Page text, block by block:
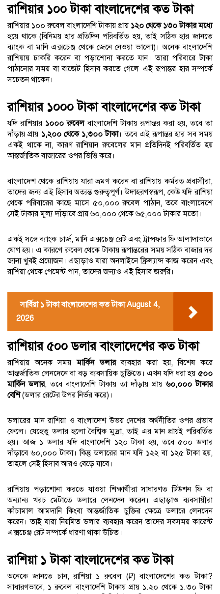
রাশিয়ার ১০০ টাকা বাংলাদেশের কত টাকা
রাশিয়ার ১০০ রুবেল বাংলাদেশি টাকায় প্রায় ১২০ থেকে ১৩০ টাকার মধ্যে
হয়ে থাকে (বিনিময় হার প্রতিদিন পরিবর্তিত হয়, তাই সঠিক হার জানতে
ব্যাংক বা মানি এক্সচেঞ্জ থেকে জেনে নেওয়া ভালো)। অনেক বাংলাদেশি
রাশিয়ায় চাকরি করেন বা পড়াশোনা করতে যান। তারা পরিবারে টাকা
পাঠানোর সময় বা বাজেট হিসাব করতে গেলে এই রূপান্তর হার সম্পর্কে
সচেতন থাকেন।
রাশিয়ার ১০০০ টাকা বাংলাদেশের কত টাকা
যদি রাশিয়ার ১০০০ রুবেলবাংলাদেশি টাকায় রূপান্তর করা হয়, তবে তা
দাঁড়ায় প্রায় ১,২০০ থেকে ১,৩০০ টাকা। তবে এই রূপান্তর হার সব সময়
একই থাকে না, কারণ রাশিয়ান রুবেলের মান প্রতিদিনই পরিবর্তিত হয়
আন্তর্জাতিক বাজারের ওপর ভিত্তি করে।
বাংলাদেশ থেকে রাশিয়ায় যারা ভ্রমণ করেন বা রাশিয়ায় কর্মরত প্রবাসীরা,
তাদের জন্য এই হিসাব অত্যন্ত গুরুত্বপূর্ণ। উদাহরণস্বরূপ, কেউ যদি রাশিয়া
থেকে পরিবারের কাছে মাসে ৫০,০০০ রুবেল পাঠান, তবে বাংলাদেশে
সেই টাকার মূল্য দাঁড়াবে প্রায় ৬০,০০০ থেকে ৬৫,০০০ টাকার মতো।
একই সঙ্গে ব্যাংক চার্জ, মানি এক্সচেঞ্জ রেট এবং ট্রান্সফার ফি আলাদাভাবে
যোগ হয়। এ কারণে রুবেল থেকে টাকায় রূপান্তরের সময় সঠিক বাজার দর
জানা খুবই প্রয়োজন। এছাড়াও যারা অনলাইনে ফ্রিল্যান্স কাজ করেন এবং
রাশিয়া থেকে পেমেন্ট পান, তাদের জন্যও এই হিসাব জরুরি।
সার্বিয়া ১ টাকা বাংলাদেশের কত টাকা August 4,
2026
রাশিয়ার ৫০০ ডলার বাংলাদেশের কত টাকা
রাশিয়ায় অনেক সময়মার্কিন ডলারব্যবহার করা হয়, বিশেষ করে
আন্তর্জাতিক লেনদেনে বা বড় ব্যবসায়িক চুক্তিতে। এখন যদি ধরা হয় ৫০০
মার্কিন ডলার, তবে বাংলাদেশি টাকায় তা দাঁড়ায় প্রায়৬০,০০০ টাকার
বেশি(ডলার রেটের উপর নির্ভর করে)।
ডলারের মান রাশিয়া ও বাংলাদেশ উভয় দেশের অর্থনীতির ওপর প্রভাব
ফেলে। যেহেতু ডলার হলো বৈশ্বিক মুদ্রা, তাই এর মান প্রায়ই পরিবর্তিত
হয়। আজ ১ ডলার যদি বাংলাদেশি ১২০ টাকা হয়, তবে ৫০০ ডলার
দাঁড়াবে ৬০,০০০ টাকা। কিন্তু ডলারের মান যদি ১২২ বা ১২৫ টাকা হয়,
তাহলে সেই হিসাব আরও বেড়ে যাবে।
রাশিয়ায় পড়াশোনা করতে যাওয়া শিক্ষার্থীরা সাধারণত টিউশন ফি বা
অন্যান্য খরচ মেটাতে ডলারে লেনদেন করেন। এছাড়াও ব্যবসায়ীরা
কাঁচামাল আমদানি কিংবা আন্তর্জাতিক চুক্তির ক্ষেত্রে ডলারে লেনদেন
করেন। তাই যারা নিয়মিত ডলার ব্যবহার করেন তাদের সবসময় কারেন্ট
এক্সচেঞ্জ রেট সম্পর্কে ধারণা থাকা উচিত।
রাশিয়া ১ টাকা বাংলাদেশের কত টাকা
অনেকে জানতে চান, রাশিয়া ১ রুবেল (₽) বাংলাদেশের কত টাকা?
সাধারণভাবে, ১ রুবেল বাংলাদেশি টাকায় প্রায় ১.২০ থেকে ১.৩০ টাকা